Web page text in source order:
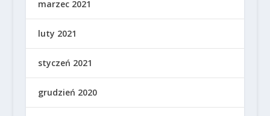
marzec 2021
luty 2021
styczeń 2021
grudzień 2020